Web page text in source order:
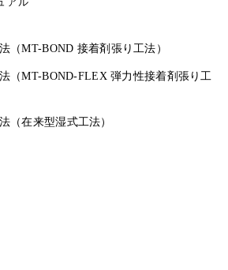
（MT-BOND 接着剤張り工法）
（MT-BOND-FLEX 弾力性接着剤張り工
（在来型湿式工法）